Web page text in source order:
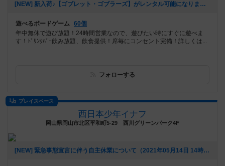
[NEW] 新入荷♪【ゴブレット・ゴブラーズ】がレンタル可能になりました（2022年08月12日 16時23分）
遊べるボードゲーム 60個
年中無休で遊び放題！24時間営業なので、遊びたい時にすぐに遊べま
す！ﾄﾞﾘﾝｸﾊﾞｰ飲み放題、飲食提供！席毎にコンセント完備！詳しくは...
フォローする
プレイスペース
西日本少年イナフ
岡山県岡山市北区平和町5-29 西川グリーンパーク4F
[NEW] 緊急事態宣言に伴う自主休業について（2021年05月14日 14時23分）